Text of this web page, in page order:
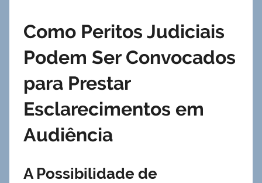
Como Peritos Judiciais
Podem Ser Convocados
para Prestar
Esclarecimentos em
Audiência
A Possibilidade de